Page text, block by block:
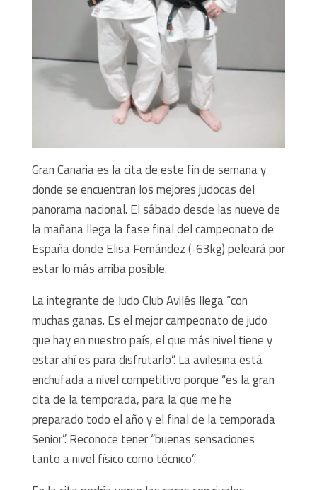
Gran Canaria es la cita de este fin de semana y
donde se encuentran los mejores judocas del
panorama nacional. El sábado desde las nueve de
la mañana llega la fase final del campeonato de
España donde Elisa Fernández (-63kg) peleará por
estar lo más arriba posible.
La integrante de Judo Club Avilés llega “con
muchas ganas. Es el mejor campeonato de judo
que hay en nuestro país, el que más nivel tiene y
estar ahí es para disfrutarlo”. La avilesina está
enchufada a nivel competitivo porque “es la gran
cita de la temporada, para la que me he
preparado todo el año y el final de la temporada
Senior”. Reconoce tener “buenas sensaciones
tanto a nivel físico como técnico”.